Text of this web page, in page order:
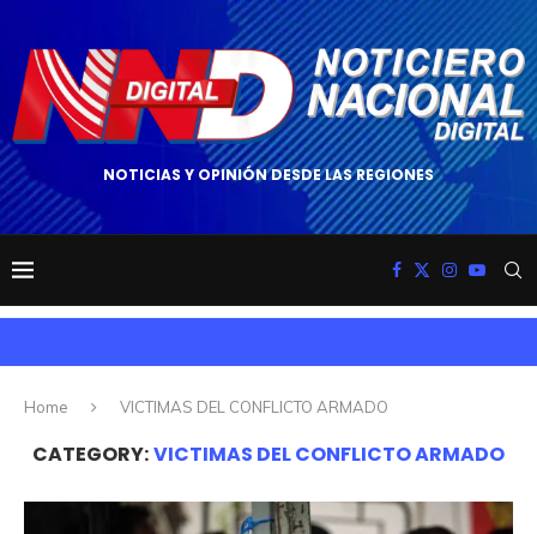
NOTICIAS Y OPINIÓN DESDE LAS REGIONES
Home VICTIMAS DEL CONFLICTO ARMADO
CATEGORY:VICTIMAS DEL CONFLICTO ARMADO